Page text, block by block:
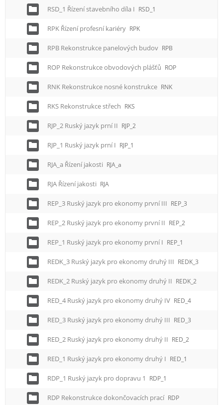
RSD_1 Řízení stavebního díla I RSD_1
RPK Řízení profesní kariéry RPK
RPB Rekonstrukce panelových budov RPB
ROP Rekonstrukce obvodových plášťů ROP
RNK Rekonstrukce nosné konstrukce RNK
RKS Rekonstrukce střech RKS
RJP_2 Ruský jazyk prní II RJP_2
RJP_1 Ruský jazyk prní I RJP_1
RJA_a Řízení jakosti RJA_a
RJA Řízení jakosti RJA
REP_3 Ruský jazyk pro ekonomy první III REP_3
REP_2 Ruský jazyk pro ekonomy první II REP_2
REP_1 Ruský jazyk pro ekonomy první I REP_1
REDK_3 Ruský jazyk pro ekonomy druhý III REDK_3
REDK_2 Ruský jazyk pro ekonomy druhý II REDK_2
RED_4 Ruský jazyk pro ekonomy druhý IV RED_4
RED_3 Ruský jazyk pro ekonomy druhý III RED_3
RED_2 Ruský jazyk pro ekonomy druhý II RED_2
RED_1 Ruský jazyk pro ekonomy druhý I RED_1
RDP_1 Ruský jazyk pro dopravu 1 RDP_1
RDP Rekonstrukce dokončovacích prací RDP